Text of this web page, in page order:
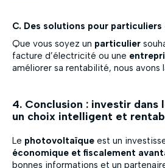
C. Des solutions pour
Que vous soyez un particulier
facture d’électricité ou une
améliorer sa rentabilité, nous avons
4. Conclusion : investir
un choix intelligent et
Le photovoltaïque est un
économique et fiscalement
bonnes informations et un